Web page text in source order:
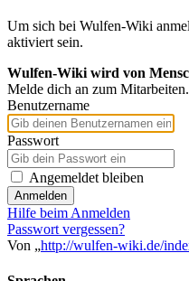
Um sich bei Wulfen-Wiki
aktiviert sein.
Wulfen-Wiki wird von
Melde dich an zum Mitarbeiten.
Benutzername
Passwort
Angemeldet bleiben
Anmelden
Hilfe beim Anmelden
Passwort vergessen?
Von „http://wulfen-wiki.de/